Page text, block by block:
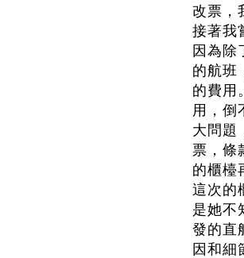
改票，
接著我
因為除
的航班
的費用
用，倒
大問題
票，條
的櫃檯
這次的
是她不
發的直
因和細